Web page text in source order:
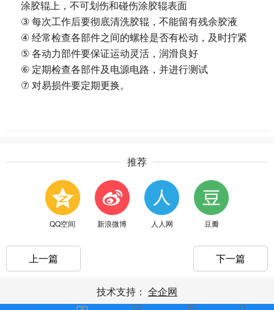
涂胶辊上，不可划伤和碰伤涂胶辊表面
③ 每次工作后要彻底清洗胶辊，不能留有残余胶液
④ 经常检查各部件之间的螺栓是否有松动，及时拧紧
⑤ 各动力部件要保证运动灵活，润滑良好
⑥ 定期检查各部件及电源电路，并进行测试
⑦ 对易损件要定期更换。
推荐
QQ空间 新浪微博 人人网 豆瓣
上一篇 下一篇
技术支持： 全企网